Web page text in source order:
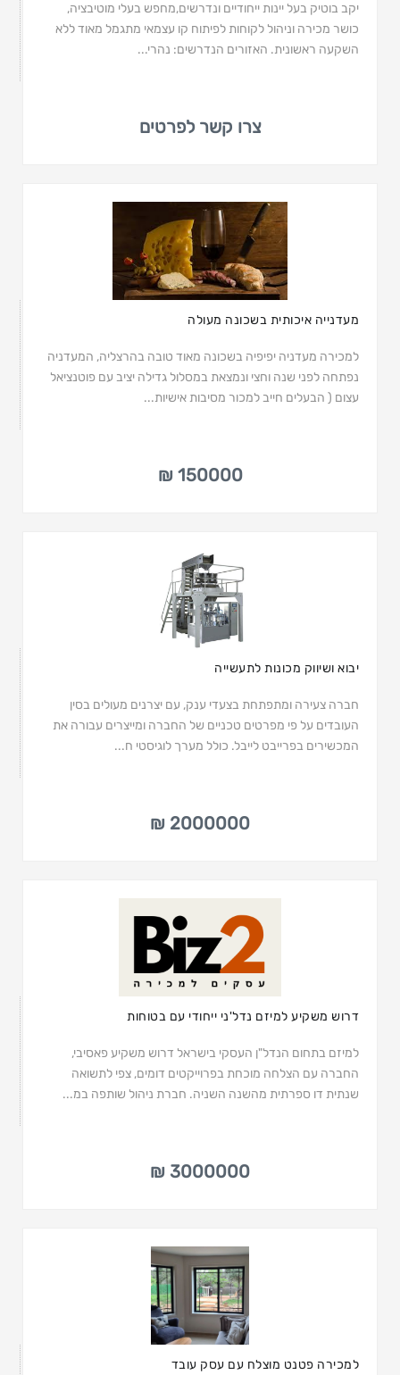
יקב בוטיק בעל יינות ייחודיים ונדרשים,מחפש בעלי מוטיבציה,
כושר מכירה וניהול לקוחות לפיתוח קו עצמאי מתגמל מאוד ללא
השקעה ראשונית. האזורים הנדרשים: נהרי...
צרו קשר לפרטים
מעדנייה איכותית בשכונה מעולה
למכירה מעדניה יפיפיה בשכונה מאוד טובה בהרצליה, המעדניה
נפתחה לפני שנה וחצי ונמצאת במסלול גדילה יציב עם פוטנציאל
עצום ( הבעלים חייב למכור מסיבות אישיות...
150000 ₪
יבוא ושיווק מכונות לתעשייה
חברה צעירה ומתפתחת בצעדי ענק, עם יצרנים מעולים בסין
העובדים על פי מפרטים טכניים של החברה ומייצרים עבורה את
המכשירים בפרייבט לייבל. כולל מערך לוגיסטי ח...
2000000 ₪
דרוש משקיע למיזם נדל'ני ייחודי עם בטוחות
למיזם בתחום הנדל"ן העסקי בישראל דרוש משקיע פאסיבי,
החברה עם הצלחה מוכחת בפרוייקטים דומים, צפי לתשואה
שנתית דו ספרתית מהשנה השניה. חברת ניהול שותפה במ...
3000000 ₪
למכירה פטנט מוצלח עם עסק עובד